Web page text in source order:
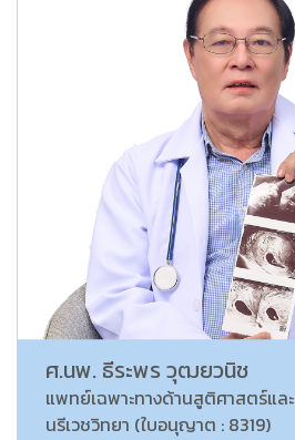
ศ.นพ. ธีระพร วุฒยวนิช
แพทย์เฉพาะทางด้านสูติศาสตร์และ
นรีเวชวิทยา (ใบอนุญาต : 8319)